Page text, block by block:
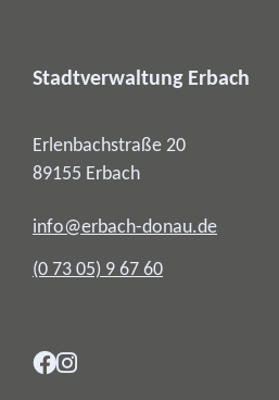
Stadtverwaltung Erbach
Erlenbachstraße 20
89155 Erbach
info@erbach-donau.de
(0 73 05) 9 67 60